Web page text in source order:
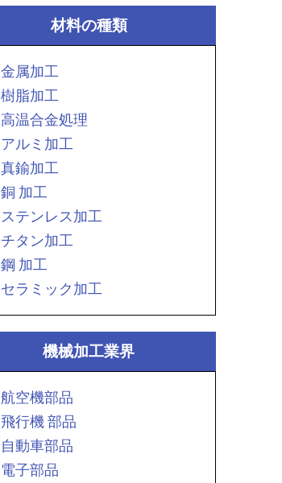
材料の種類
金属加工
樹脂加工
高温合金処理
アルミ加工
真鍮加工
銅 加工
ステンレス加工
チタン加工
鋼 加工
セラミック加工
機械加工業界
航空機部品
飛行機 部品
自動車部品
電子部品